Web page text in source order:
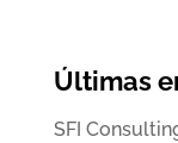
Últimas
SFI